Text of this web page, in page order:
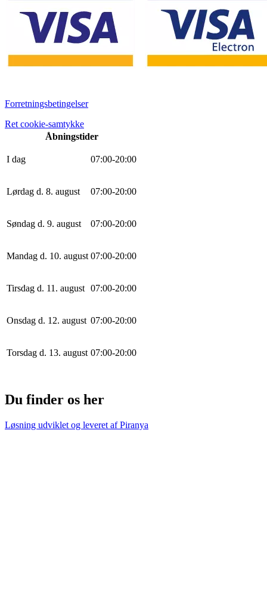
Forretningsbetingelser
Ret cookie-samtykke
Åbningstider
I dag 07:00-20:00
Lørdag d. 8. august 07:00-20:00
Søndag d. 9. august 07:00-20:00
Mandag d. 10. august 07:00-20:00
Tirsdag d. 11. august 07:00-20:00
Onsdag d. 12. august 07:00-20:00
Torsdag d. 13. august 07:00-20:00
Du finder os her
Løsning udviklet og leveret afPiranya